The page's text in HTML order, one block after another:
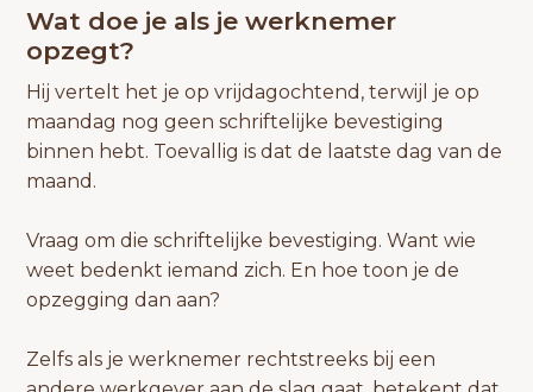
Wat doe je als je werknemer
opzegt?
Hij vertelt het je op vrijdagochtend, terwijl je op
maandag nog geen schriftelijke bevestiging
binnen hebt. Toevallig is dat de laatste dag van de
maand.
Vraag om die schriftelijke bevestiging. Want wie
weet bedenkt iemand zich. En hoe toon je de
opzegging dan aan?
Zelfs als je werknemer rechtstreeks bij een